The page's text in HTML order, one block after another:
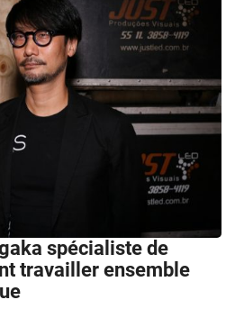
spécialiste de
travailler ensemble